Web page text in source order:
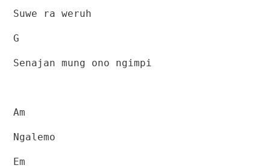
Suwe ra weruh
G
Senajan mung ono ngimpi
Am
Ngalemo
Em